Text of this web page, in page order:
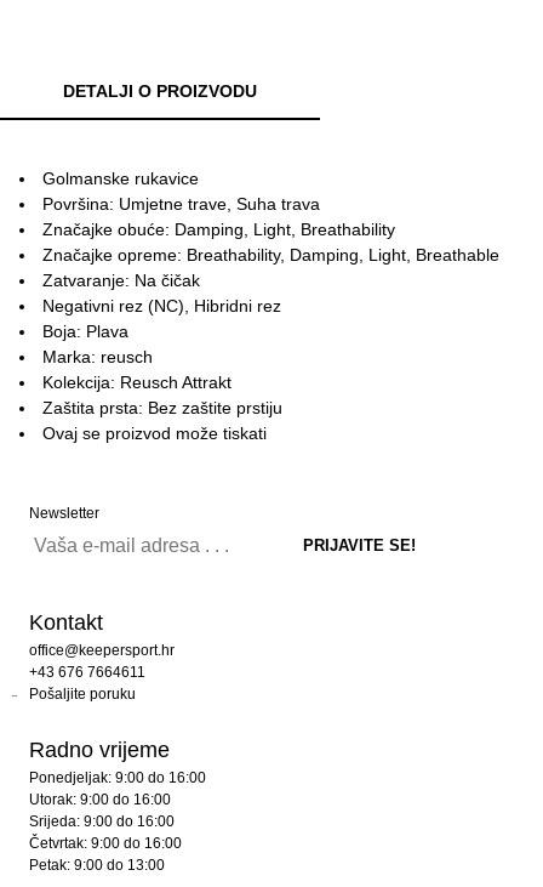
DETALJI O PROIZVODU
Golmanske rukavice
Površina: Umjetne trave, Suha trava
Značajke obuće: Damping, Light, Breathability
Značajke opreme: Breathability, Damping, Light, Breathable
Zatvaranje: Na čičak
Negativni rez (NC), Hibridni rez
Boja: Plava
Marka: reusch
Kolekcija: Reusch Attrakt
Zaštita prsta: Bez zaštite prstiju
Ovaj se proizvod može tiskati
Newsletter
Kontakt
office@keepersport.hr
+43 676 7664611
Pošaljite poruku
Radno vrijeme
Ponedjeljak: 9:00 do 16:00
Utorak: 9:00 do 16:00
Srijeda: 9:00 do 16:00
Četvrtak: 9:00 do 16:00
Petak: 9:00 do 13:00